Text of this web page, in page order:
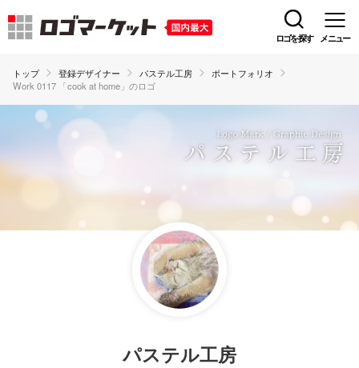
ロゴを探す メニュー
トップ 登録デザイナー パステル工房
ポートフォリオ
Work 0117 「cook at home」のロゴ
パステル工房